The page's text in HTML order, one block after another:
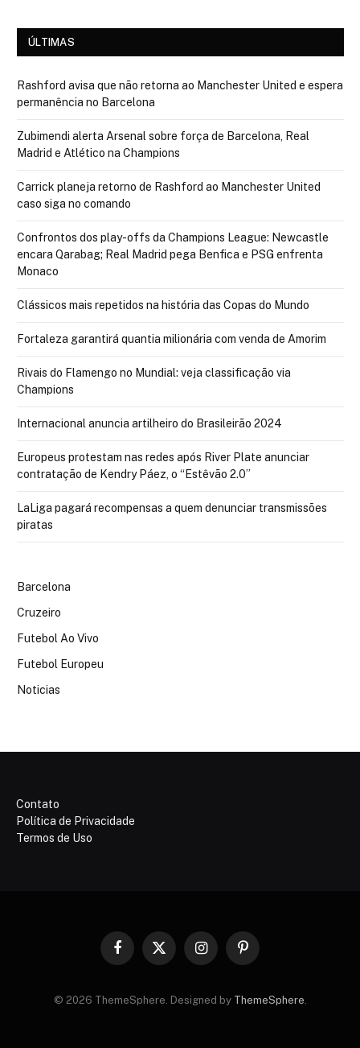
ÚLTIMAS
Rashford avisa que não retorna ao Manchester United e espera
permanência no Barcelona
Zubimendi alerta Arsenal sobre força de Barcelona, Real
Madrid e Atlético na Champions
Carrick planeja retorno de Rashford ao Manchester United
caso siga no comando
Confrontos dos play-offs da Champions League: Newcastle
encara Qarabag; Real Madrid pega Benfica e PSG enfrenta
Monaco
Clássicos mais repetidos na história das Copas do Mundo
Fortaleza garantirá quantia milionária com venda de Amorim
Rivais do Flamengo no Mundial: veja classificação via
Champions
Internacional anuncia artilheiro do Brasileirão 2024
Europeus protestam nas redes após River Plate anunciar
contratação de Kendry Páez, o “Estêvão 2.0”
LaLiga pagará recompensas a quem denunciar transmissões
piratas
Barcelona
Cruzeiro
Futebol Ao Vivo
Futebol Europeu
Noticias
Contato
Política de Privacidade
Termos de Uso
Facebook
X
InstagramPinterest
© 2026 ThemeSphere. Designed by ThemeSphere.